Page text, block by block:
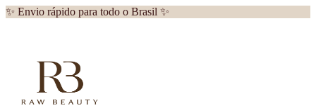
✨ Envio rápido para todo o Brasil ✨